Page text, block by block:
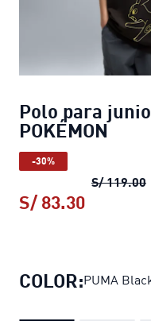
Polo para
POKÉMON
-30%
S/ 119.00
S/ 83.30
COLOR:PUMA